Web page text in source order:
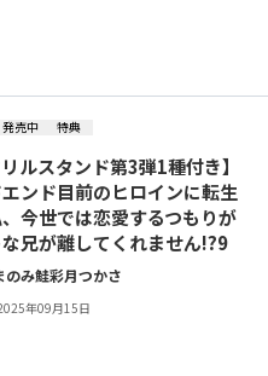
発売中 特典
リルスタンド第3弾1種付き】
ンド目前のヒロインに転生
今世では恋愛するつもりが
兄が離してくれません!?9
のみ鮭彩月つかさ
年09月15日